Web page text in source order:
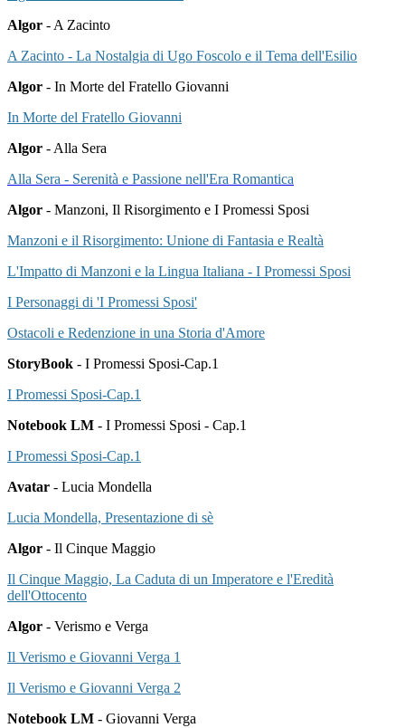
Algor - A Zacinto
A Zacinto - La Nostalgia di Ugo Foscolo e il Tema dell'Esilio
Algor - In Morte del Fratello Giovanni
In Morte del Fratello Giovanni
Algor - Alla Sera
Alla Sera - Serenità e Passione nell'Era Romantica
Algor - Manzoni, Il Risorgimento e I Promessi Sposi
Manzoni e il Risorgimento: Unione di Fantasia e Realtà
L'Impatto di Manzoni e la Lingua Italiana - I Promessi Sposi
I Personaggi di 'I Promessi Sposi'
Ostacoli e Redenzione in una Storia d'Amore
StoryBook - I Promessi Sposi-Cap.1
I Promessi Sposi-Cap.1
Notebook LM - I Promessi Sposi - Cap.1
I Promessi Sposi-Cap.1
Avatar - Lucia Mondella
Lucia Mondella, Presentazione di sè
Algor - Il Cinque Maggio
Il Cinque Maggio, La Caduta di un Imperatore e l'Eredità
dell'Ottocento
Algor - Verismo e Verga
Il Verismo e Giovanni Verga 1
Il Verismo e Giovanni Verga 2
Notebook LM - Giovanni Verga